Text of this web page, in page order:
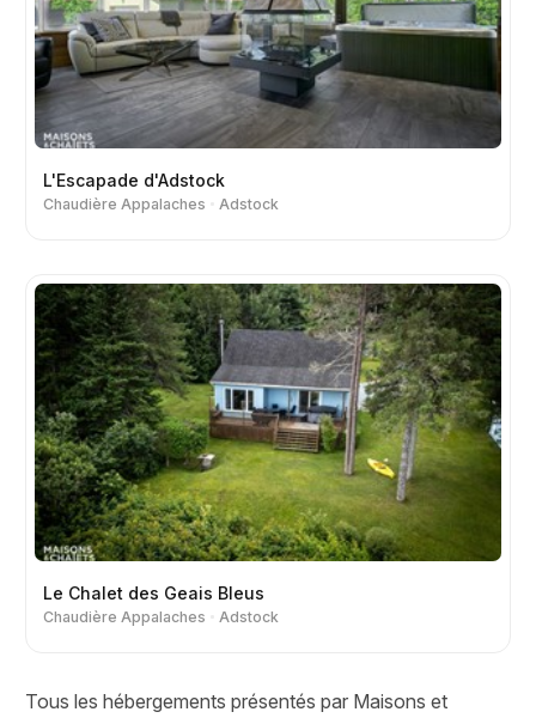
L'Escapade d'Adstock
Chaudière Appalaches Adstock
Le Chalet des Geais Bleus
Chaudière Appalaches Adstock
Tous les hébergements présentés par Maisons et